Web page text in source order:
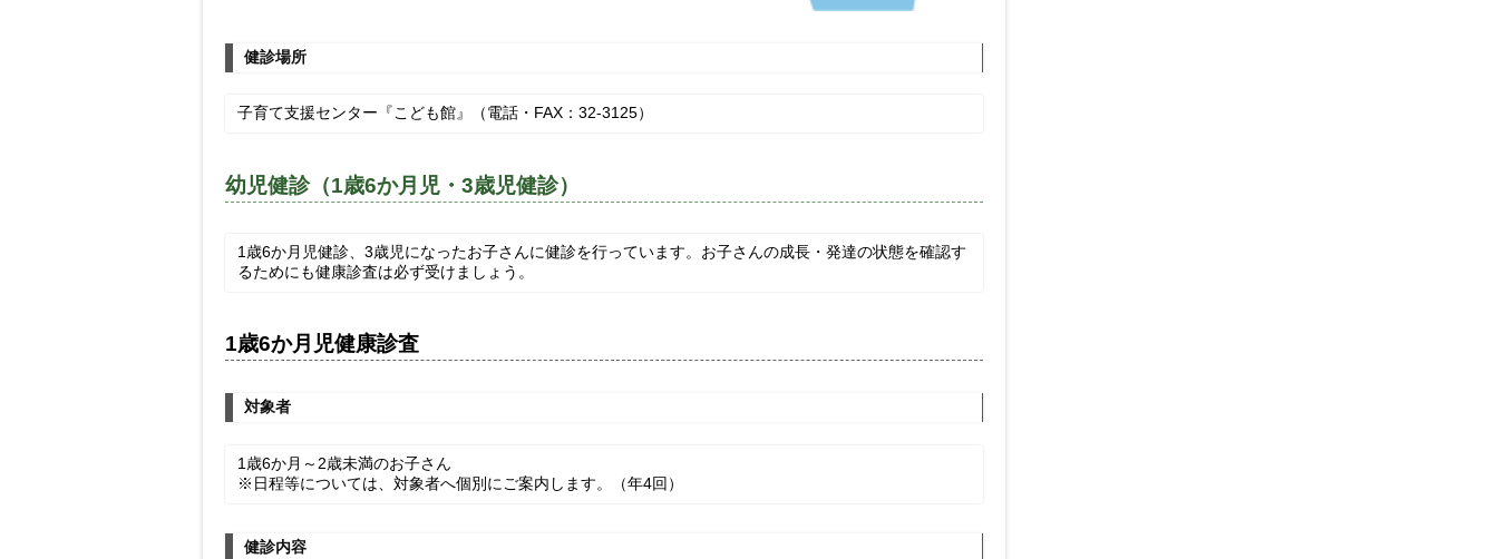
健診場所
子育て支援センター『こども館』（電話・FAX：32-3125）
幼児健診（1歳6か月児・3歳児健診）
1歳6か月児健診、3歳児になったお子さんに健診を行っています。お子さんの成長・発達の状態を確認す
るためにも健康診査は必ず受けましょう。
1歳6か月児健康診査
対象者
1歳6か月～2歳未満のお子さん
※日程等については、対象者へ個別にご案内します。（年4回）
健診内容